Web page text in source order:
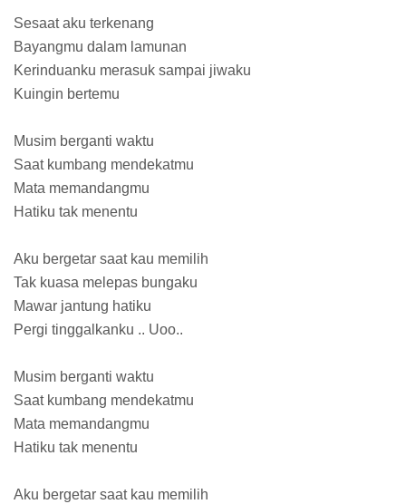
Sesaat aku terkenang
Bayangmu dalam lamunan
Kerinduanku merasuk sampai jiwaku
Kuingin bertemu
Musim berganti waktu
Saat kumbang mendekatmu
Mata memandangmu
Hatiku tak menentu
Aku bergetar saat kau memilih
Tak kuasa melepas bungaku
Mawar jantung hatiku
Pergi tinggalkanku .. Uoo..
Musim berganti waktu
Saat kumbang mendekatmu
Mata memandangmu
Hatiku tak menentu
Aku bergetar saat kau memilih